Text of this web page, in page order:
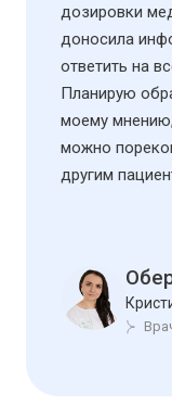
дозировки
доносила
ответить на
Планирую
моему
можно
другим